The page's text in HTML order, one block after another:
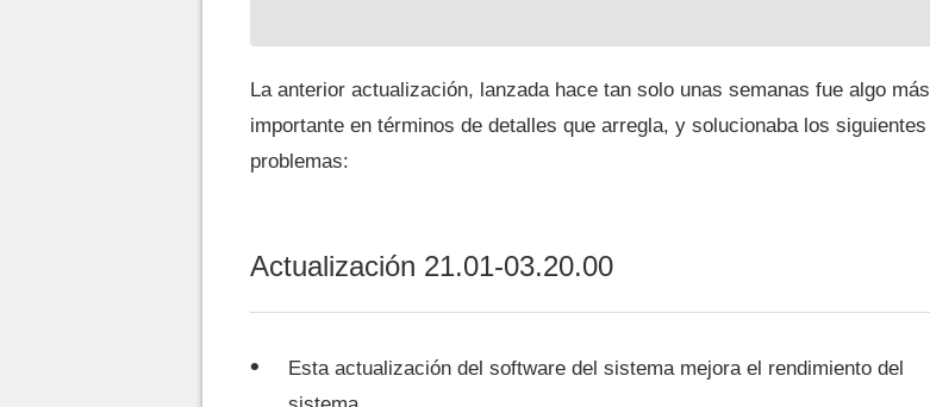
La anterior actualización, lanzada hace tan solo unas semanas fue algo más
importante en términos de detalles que arregla, y solucionaba los siguientes
problemas:
Actualización 21.01-03.20.00
Esta actualización del software del sistema mejora el rendimiento del